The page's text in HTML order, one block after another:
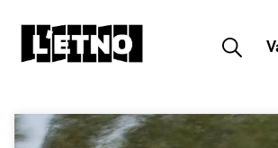
Buscar